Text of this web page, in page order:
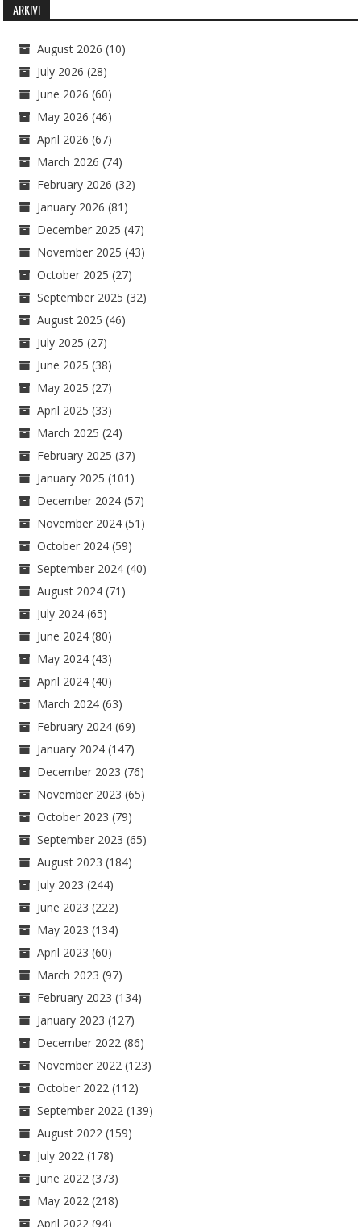
ARKIVI
August 2026 (10)
July 2026 (28)
June 2026 (60)
May 2026 (46)
April 2026 (67)
March 2026 (74)
February 2026 (32)
January 2026 (81)
December 2025 (47)
November 2025 (43)
October 2025 (27)
September 2025 (32)
August 2025 (46)
July 2025 (27)
June 2025 (38)
May 2025 (27)
April 2025 (33)
March 2025 (24)
February 2025 (37)
January 2025 (101)
December 2024 (57)
November 2024 (51)
October 2024 (59)
September 2024 (40)
August 2024 (71)
July 2024 (65)
June 2024 (80)
May 2024 (43)
April 2024 (40)
March 2024 (63)
February 2024 (69)
January 2024 (147)
December 2023 (76)
November 2023 (65)
October 2023 (79)
September 2023 (65)
August 2023 (184)
July 2023 (244)
June 2023 (222)
May 2023 (134)
April 2023 (60)
March 2023 (97)
February 2023 (134)
January 2023 (127)
December 2022 (86)
November 2022 (123)
October 2022 (112)
September 2022 (139)
August 2022 (159)
July 2022 (178)
June 2022 (373)
May 2022 (218)
April 2022 (94)